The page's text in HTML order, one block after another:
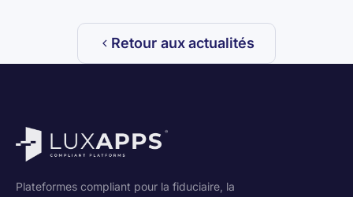
Retour aux actualités
Plateformes compliant pour la fiduciaire, la